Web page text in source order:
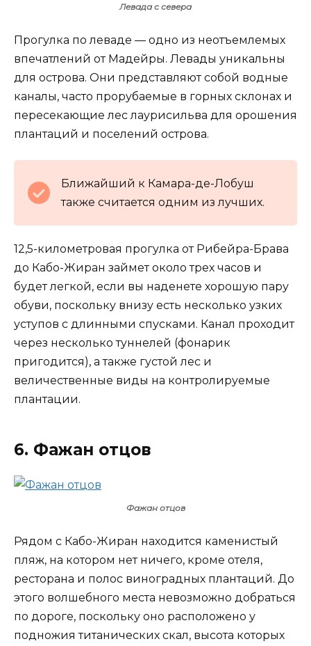
Левада с севера
Прогулка по леваде — одно из неотъемлемых
впечатлений от Мадейры. Левады уникальны
для острова. Они представляют собой водные
каналы, часто прорубаемые в горных склонах и
пересекающие лес лаурисильва для орошения
плантаций и поселений острова.
Ближайший к Камара-де-Лобуш
также считается одним из лучших.
12,5-километровая прогулка от Рибейра-Брава
до Кабо-Жиран займет около трех часов и
будет легкой, если вы наденете хорошую пару
обуви, поскольку внизу есть несколько узких
уступов с длинными спусками. Канал проходит
через несколько туннелей (фонарик
пригодится), а также густой лес и
величественные виды на контролируемые
плантации.
6. Фажан отцов
Фажан отцов
Рядом с Кабо-Жиран находится каменистый
пляж, на котором нет ничего, кроме отеля,
ресторана и полос виноградных плантаций. До
этого волшебного места невозможно добраться
по дороге, поскольку оно расположено у
подножия титанических скал, высота которых